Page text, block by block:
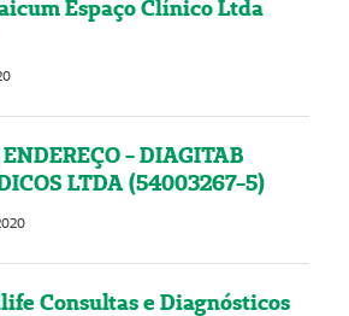
Espaço Clínico Ltda
- DIAGITAB
LTDA (54003267-5)
Consultas e Diagnósticos